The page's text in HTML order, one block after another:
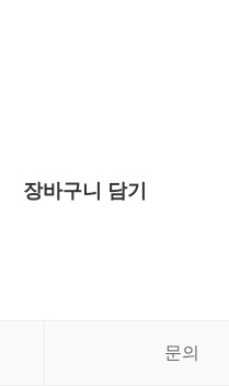
장바구니 담기
문의